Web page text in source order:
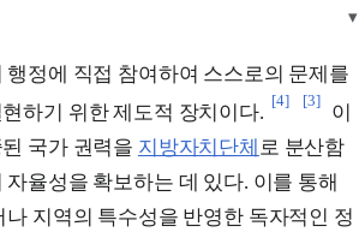
▾
정에 직접 참여하여 스스로의 문제를
하기 위한 제도적 장치이다.
[4] [3]
이
국가 권력을 지방자치단체 로 분산함
율성을 확보하는 데 있다. 이를 통해
지역의 특수성을 반영한 독자적인 정